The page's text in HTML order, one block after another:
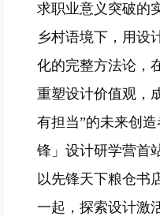
求职业意义突破的
乡村语境下，用设
化的完整方法论，
重塑设计价值观，
有担当”的未来创
锋」设计研学营首
以先锋天下粮仓书
一起，探索设计激